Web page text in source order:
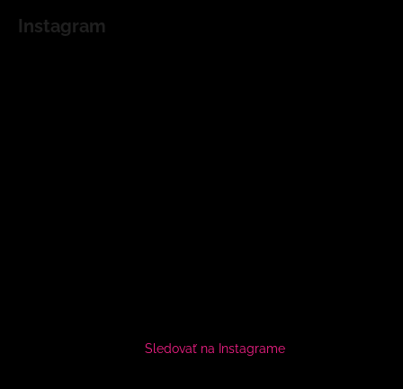
Instagram
Sledovať na Instagrame